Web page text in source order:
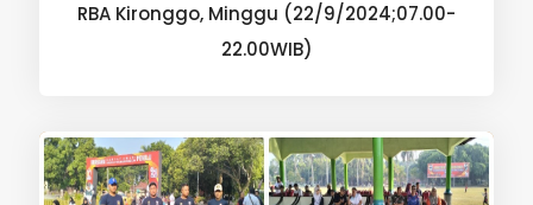
RBA Kironggo, Minggu (22/9/2024;07.00-
22.00WIB)